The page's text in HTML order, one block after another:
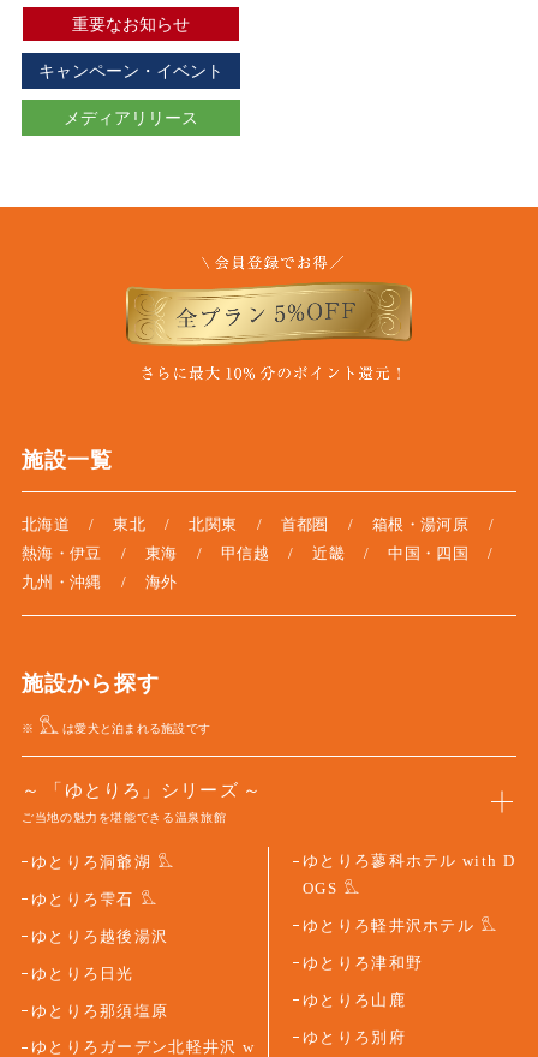
重要なお知らせ
キャンペーン・イベント
メディアリリース
施設一覧
北海道 東北 北関東 首都圏
箱根・湯河原
熱海・伊豆
東海 甲信越 近畿
中国・四国
九州・沖縄
海外
施設から探す
※ は愛犬と泊まれる施設です
「ゆとりろ」シリーズ
ご当地の魅力を堪能できる温泉旅館
ゆとりろ洞爺湖
ゆとりろ雫石
ゆとりろ越後湯沢
ゆとりろ日光
ゆとりろ那須塩原
ゆとりろガーデン北軽井沢 w
ゆとりろ蓼科ホテル with D
OGS
ゆとりろ軽井沢ホテル
ゆとりろ津和野
ゆとりろ山鹿
ゆとりろ別府